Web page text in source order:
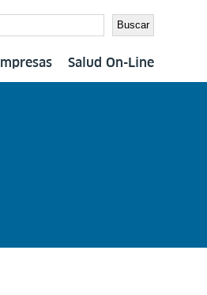
Buscar
Salud On-Line